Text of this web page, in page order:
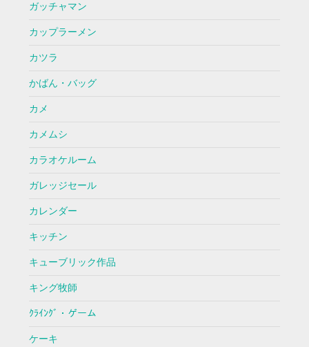
ガッチャマン
カップラーメン
カツラ
かばん・バッグ
カメ
カメムシ
カラオケルーム
ガレッジセール
カレンダー
キッチン
キューブリック作品
キング牧師
ｸﾗｲﾝｸﾞ・ゲーム
ケーキ